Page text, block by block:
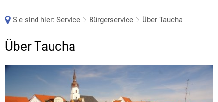
Sie sind hier: Service Bürgerservice Über Taucha
Über
Taucha
Über Taucha